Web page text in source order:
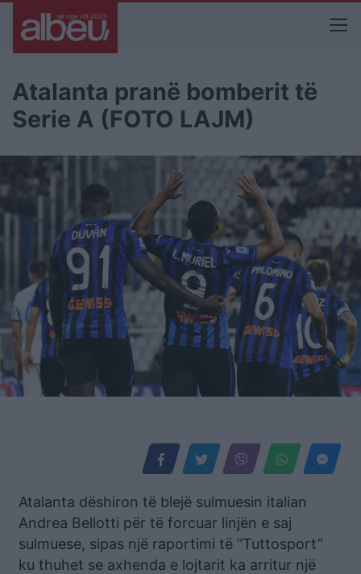
Atalanta pranë bomberit të
Serie A (FOTO LAJM)
Atalanta dëshiron të blejë sulmuesin italian
Andrea Bellotti për të forcuar linjën e saj
sulmuese, sipas një raportimi të “Tuttosport”
ku thuhet se axhenda e lojtarit ka arritur një